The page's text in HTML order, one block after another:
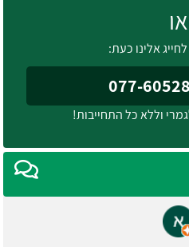
או
אלינו כעת:
וללא כל התחייבות!